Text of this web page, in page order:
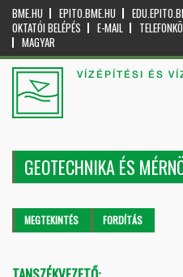
BME.HU EPITO.BME.HU
OKTATÓI BELÉPÉS
E-MAIL
MAGYAR
VÍZÉPÍTÉSI ÉS
GEOTECHNIKA ÉS
Elsődleges fülek
MEGTEKINTÉS (AKTÍVFORDÍTÁS